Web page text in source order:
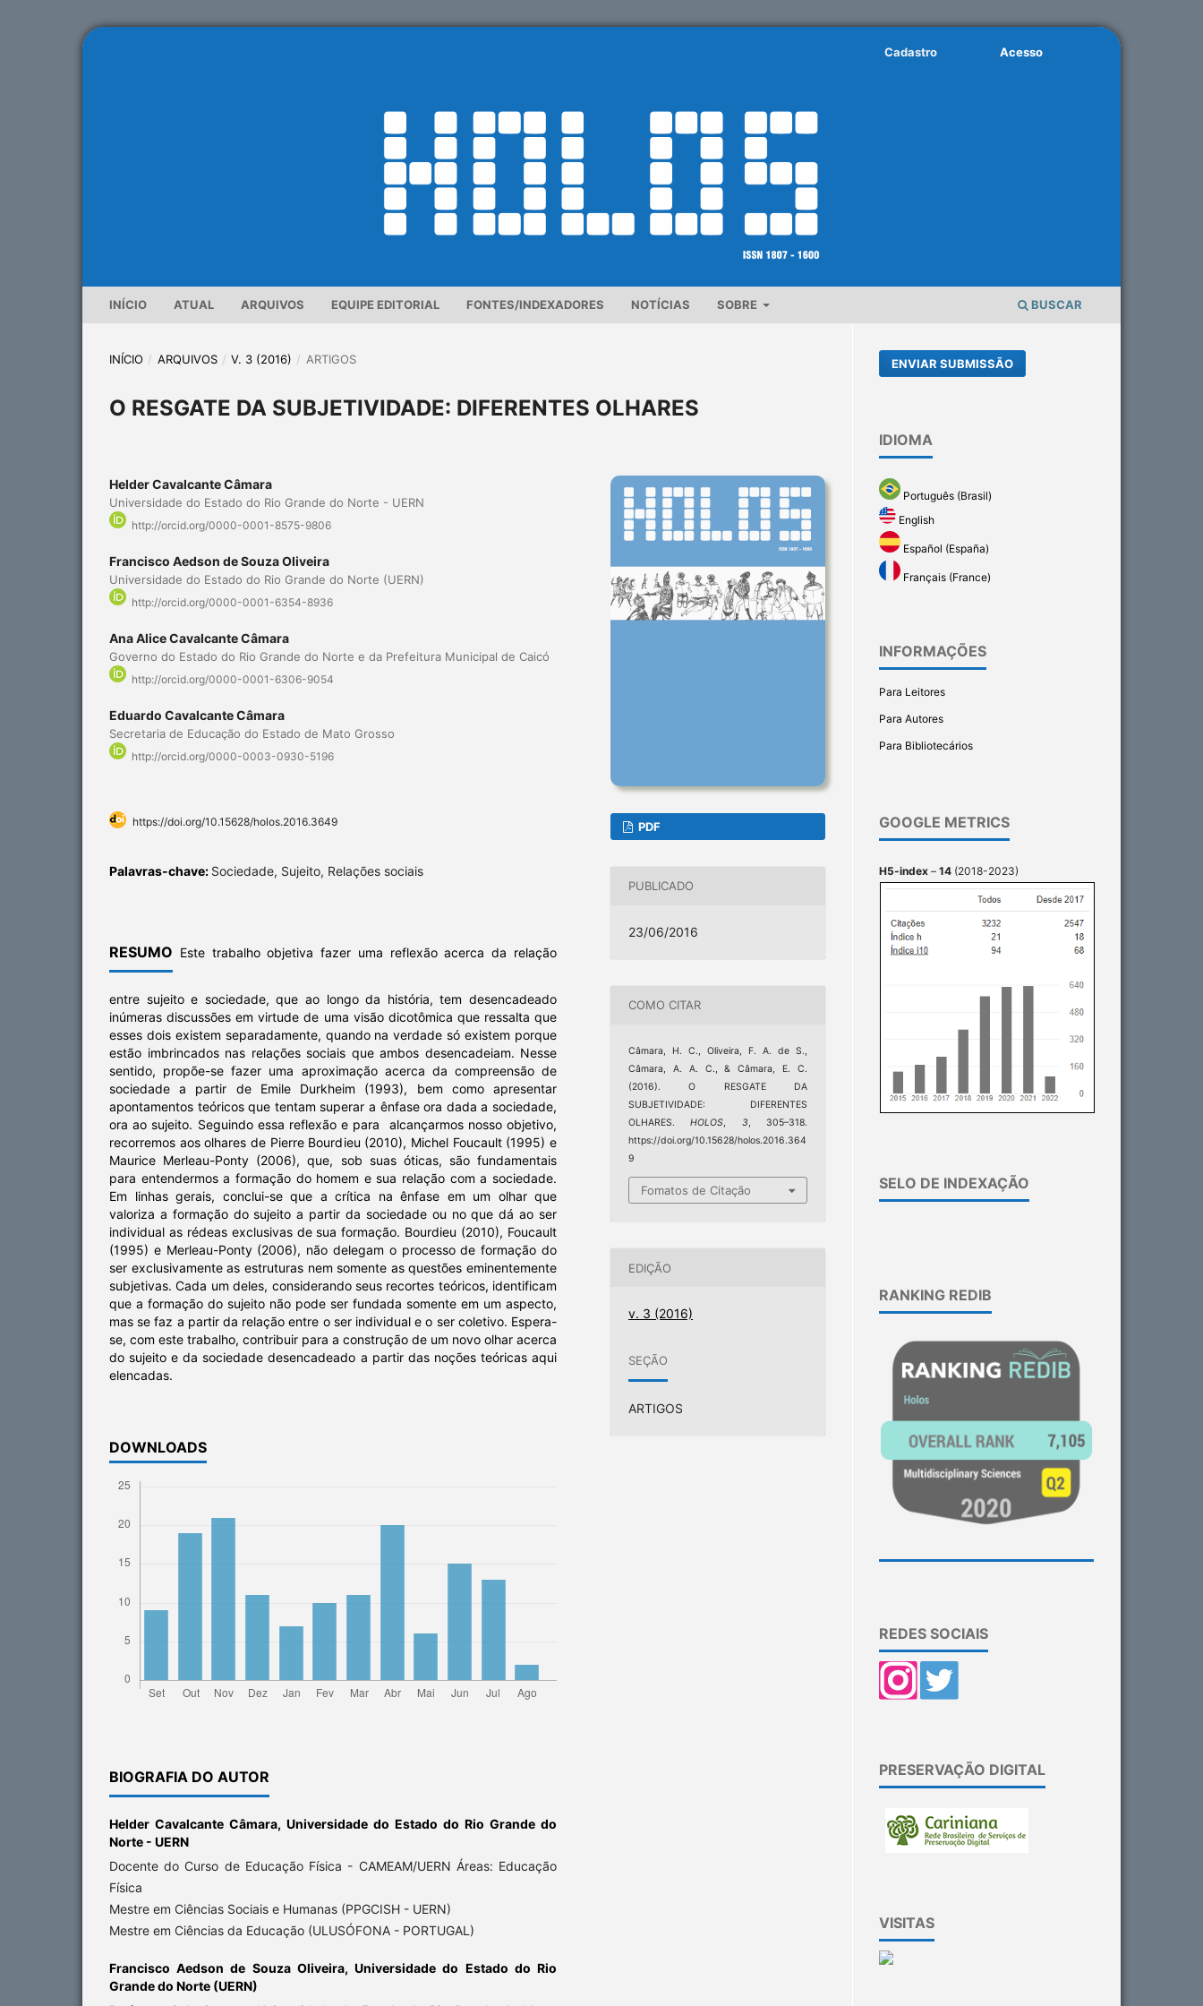
INÍCIO ATUAL ARQUIVOS EQUIPE EDITORIAL FONTES/INDEXADORES NOTÍCIAS SOBRE BUSCAR
Cadastro Acesso
INÍCIO / ARQUIVOS / V. 3 (2016) / ARTIGOS
O RESGATE DA SUBJETIVIDADE: DIFERENTES OLHARES
Helder Cavalcante Câmara
Universidade do Estado do Rio Grande do Norte - UERN
http://orcid.org/0000-0001-8575-9806
Francisco Aedson de Souza Oliveira
Universidade do Estado do Rio Grande do Norte (UERN)
http://orcid.org/0000-0001-6354-8936
Ana Alice Cavalcante Câmara
Governo do Estado do Rio Grande do Norte e da Prefeitura Municipal de Caicó
http://orcid.org/0000-0001-6306-9054
Eduardo Cavalcante Câmara
Secretaria de Educação do Estado de Mato Grosso
http://orcid.org/0000-0003-0930-5196
https://doi.org/10.15628/holos.2016.3649
Palavras-chave: Sociedade, Sujeito, Relações sociais
RESUMO Este trabalho objetiva fazer uma reflexão acerca da relação
entre sujeito e sociedade, que ao longo da história, tem desencadeado
inúmeras discussões em virtude de uma visão dicotômica que ressalta que
esses dois existem separadamente, quando na verdade só existem porque
estão imbrincados nas relações sociais que ambos desencadeiam. Nesse
sentido, propõe-se fazer uma aproximação acerca da compreensão de
sociedade a partir de Emile Durkheim (1993), bem como apresentar
apontamentos teóricos que tentam superar a ênfase ora dada a sociedade,
ora ao sujeito. Seguindo essa reflexão e para alcançarmos nosso objetivo,
recorremos aos olhares de Pierre Bourdieu (2010), Michel Foucault (1995) e
Maurice Merleau-Ponty (2006), que, sob suas óticas, são fundamentais
para entendermos a formação do homem e sua relação com a sociedade.
Em linhas gerais, conclui-se que a crítica na ênfase em um olhar que
valoriza a formação do sujeito a partir da sociedade ou no que dá ao ser
individual as rédeas exclusivas de sua formação. Bourdieu (2010), Foucault
(1995) e Merleau-Ponty (2006), não delegam o processo de formação do
ser exclusivamente as estruturas nem somente as questões eminentemente
subjetivas. Cada um deles, considerando seus recortes teóricos, identificam
que a formação do sujeito não pode ser fundada somente em um aspecto,
mas se faz a partir da relação entre o ser individual e o ser coletivo. Espera-
se, com este trabalho, contribuir para a construção de um novo olhar acerca
do sujeito e da sociedade desencadeado a partir das noções teóricas aqui
elencadas.
DOWNLOADS
BIOGRAFIA DO AUTOR
Helder Cavalcante Câmara, Universidade do Estado do Rio Grande do
Norte - UERN
Docente do Curso de Educação Física - CAMEAM/UERN Áreas: Educação
Física
Mestre em Ciências Sociais e Humanas (PPGCISH - UERN)
Mestre em Ciências da Educação (ULUSÓFONA - PORTUGAL)
Francisco Aedson de Souza Oliveira,Universidade do Estado do Rio
Grande do Norte (UERN)
PDF
PUBLICADO
23/06/2016
COMO CITAR
Câmara, H. C., Oliveira, F. A. de S.,
Câmara, A. A. C., & Câmara, E. C.
(2016). O RESGATE DA
SUBJETIVIDADE: DIFERENTES
OLHARES.HOLOS 3 , 305–318.
https://doi.org/10.15628/holos.2016.364
9
Fomatos de Citação
EDIÇÃO
v. 3 (2016)
SEÇÃO
ARTIGOS
ENVIAR SUBMISSÃO
IDIOMA
Português (Brasil)
English
Español (España)
Français (France)
INFORMAÇÕES
Para Leitores
Para Autores
Para Bibliotecários
GOOGLE METRICS
H5-index – 14 (2018-2023)
SELO DE INDEXAÇÃO
RANKING REDIB
REDES SOCIAIS
PRESERVAÇÃO DIGITAL
VISITAS